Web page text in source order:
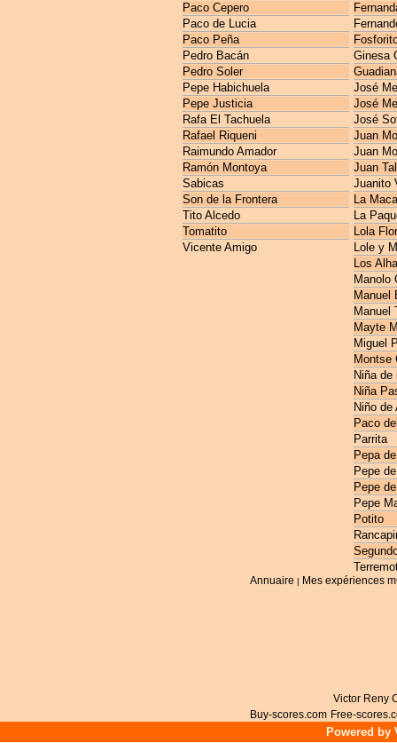
Paco Cepero
Paco de Lucia
Paco Peña
Pedro Bacán
Pedro Soler
Pepe Habichuela
Pepe Justicia
Rafa El Tachuela
Rafael Riqueni
Raimundo Amador
Ramón Montoya
Sabicas
Son de la Frontera
Tito Alcedo
Tomatito
Vicente Amigo
Ginesa
José
José
José
Juan
Juan
Juan
Juanito
La
La
Lola
Lole y
Los
Manolo
Manuel
Manuel
Mayte
Miguel
Montse
Niña
Niña
Niño de
Paco
Parrita
Pepa
Pepe
Pepe
Pepe
Potito
Annuaire | Mes expériences
Victor Reny
Buy-scores.com Free-
Powered by